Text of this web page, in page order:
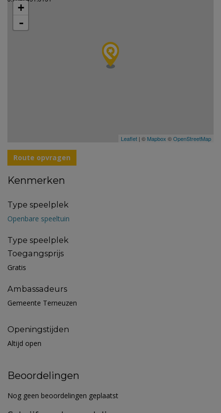
+
-
Leaflet | © Mapbox ©OpenStreetMap
Route opvragen
Kenmerken
Type speelplek
Openbare speeltuin
Type speelplek
Toegangsprijs
Gratis
Ambassadeurs
Gemeente Terneuzen
Openingstijden
Altijd open
Beoordelingen
Nog geen beoordelingen geplaatst